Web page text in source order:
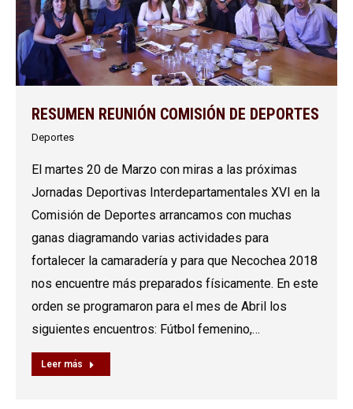
RESUMEN REUNIÓN COMISIÓN DE DEPORTES
Deportes
El martes 20 de Marzo con miras a las próximas
Jornadas Deportivas Interdepartamentales XVI en la
Comisión de Deportes arrancamos con muchas
ganas diagramando varias actividades para
fortalecer la camaradería y para que Necochea 2018
nos encuentre más preparados físicamente. En este
orden se programaron para el mes de Abril los
siguientes encuentros: Fútbol femenino,…
Leer más